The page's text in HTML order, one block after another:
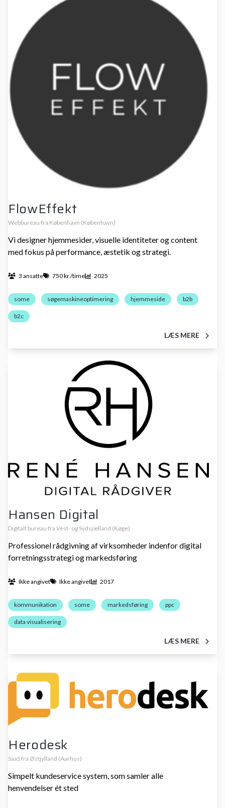
FlowEffekt
Webbureau fra København (København)
Vi designer hjemmesider, visuelle identiteter og content
med fokus på performance, æstetik og strategi.
3 ansatte 750 kr./time 2025
some søgemaskineoptimering hjemmeside b2b
b2c
LÆS MERE
Hansen Digital
Digitalt bureau fra Vest- og Sydsjælland (Køge)
Professionel rådgivning af virksomheder indenfor digital
forretningsstrategi og markedsføring
Ikke angivet Ikke angivet 2017
kommunikation some markedsføring ppc
data visualisering
LÆS MERE
Herodesk
SaaS fra Østjylland (Aarhus)
Simpelt kundeservice system, som samler alle
henvendelser ét sted